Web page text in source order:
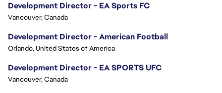
Development Director - EA Sports FC
Vancouver, Canada
Development Director - American Football
Orlando, United States of America
Development Director - EA SPORTS UFC
Vancouver, Canada